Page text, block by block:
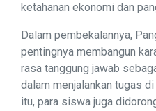
ketahanan ekonomi dan
Dalam pembekalannya,
pentingnya membangun
rasa tanggung jawab
dalam menjalankan tugas
itu, para siswa juga